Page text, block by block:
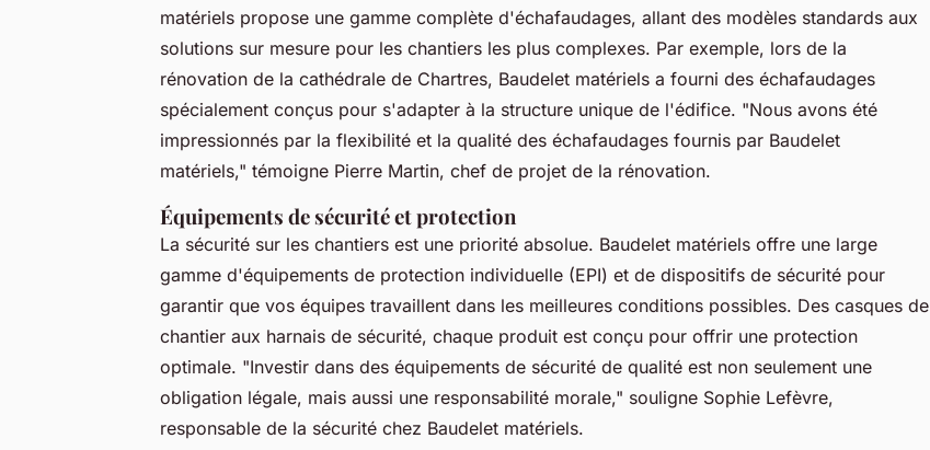
matériels propose une gamme complète d'échafaudages, allant des modèles standards aux
solutions sur mesure pour les chantiers les plus complexes. Par exemple, lors de la
rénovation de la cathédrale de Chartres, Baudelet matériels a fourni des échafaudages
spécialement conçus pour s'adapter à la structure unique de l'édifice. "Nous avons été
impressionnés par la flexibilité et la qualité des échafaudages fournis par Baudelet
matériels," témoigne Pierre Martin, chef de projet de la rénovation.
Équipements de sécurité et protection
La sécurité sur les chantiers est une priorité absolue. Baudelet matériels offre une large
gamme d'équipements de protection individuelle (EPI) et de dispositifs de sécurité pour
garantir que vos équipes travaillent dans les meilleures conditions possibles. Des casques de
chantier aux harnais de sécurité, chaque produit est conçu pour offrir une protection
optimale. "Investir dans des équipements de sécurité de qualité est non seulement une
obligation légale, mais aussi une responsabilité morale," souligne Sophie Lefèvre,
responsable de la sécurité chez Baudelet matériels.